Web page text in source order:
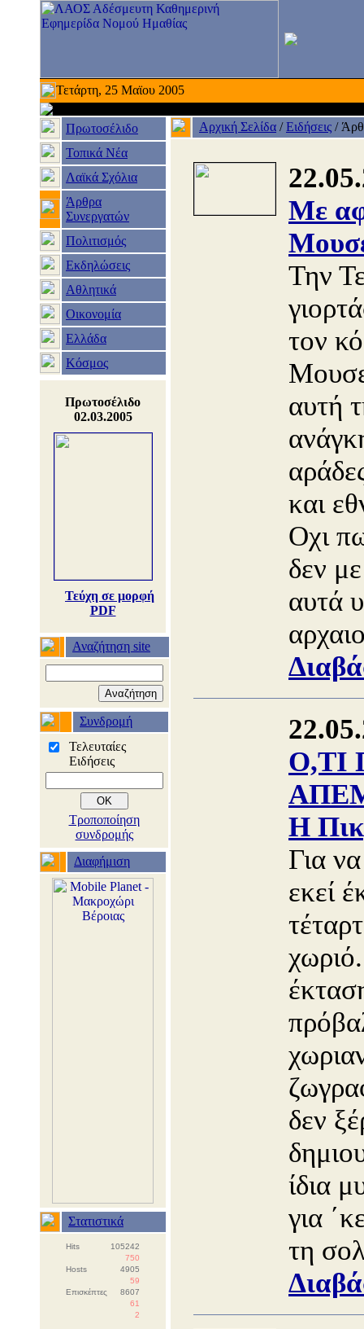
Τετάρτη, 25 Μαϊου 2005
Πρωτοσέλιδο
Τοπικά Νέα
Λαϊκά Σχόλια
Άρθρα
Συνεργατών
Πολιτισμός
Εκδηλώσεις
Αθλητικά
Οικονομία
Ελλάδα
Κόσμος
Πρωτοσέλιδο
02.03.2005
Τεύχη σε μορφή
PDF
Αναζήτηση site
Συνδρομή
Τελευταίες
Ειδήσεις
Τροποποίηση
συνδρομής
Διαφήμιση
Στατιστικά
Hits
105242
750
Hosts
4905
59
Επισκέπτες
8607
61
2
Αρχική Σελίδα /Ειδήσεις /
Με
Την
τον
αυτή
και
Οχι
δεν
αυτά
Ο,ΤΙ
Η
Για
εκεί
δεν
ίδια
για
τη